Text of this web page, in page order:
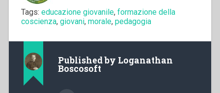
Tags: educazione giovanile, formazione della
coscienza, giovani, morale, pedagogia
Published by Loganathan
Boscosoft